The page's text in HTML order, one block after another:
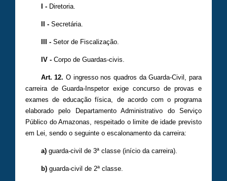
I -Diretoria.
II -Secretária.
III -Setor de Fiscalização.
IV -Corpo de Guardas-civis.
Art. 12. O ingresso nos quadros da Guarda-Civil, para
carreira de Guarda-Inspetor exige concurso de provas e
exames de educação física, de acordo com o programa
elaborado pelo Departamento Administrativo do Serviço
Público do Amazonas, respeitado o limite de idade previsto
em Lei, sendo o seguinte o escalonamento da carreira:
a)guarda-civil de 3ª classe (início da carreira).
b)guarda-civil de 2ª classe.